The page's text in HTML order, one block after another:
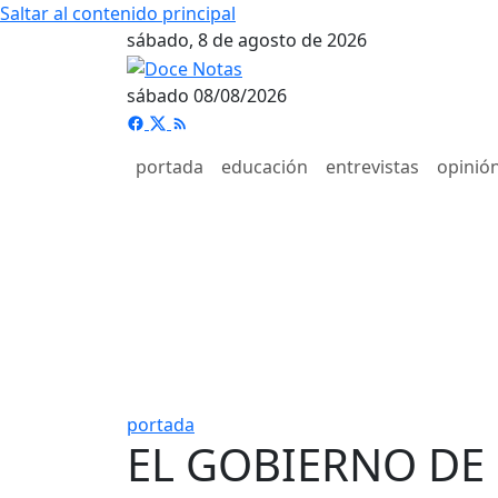
Saltar al contenido principal
sábado, 8 de agosto de 2026
sábado 08/08/2026
portada educación entrevistas
portada
EL GOBIERNO